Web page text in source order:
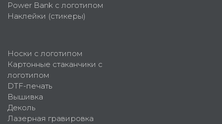
Power Bank с логотипом
Наклейки (стикеры)
Носки с логотипом
Картонные стаканчики с
логотипом
DTF-печать
Вышивка
Деколь
Лазерная гравировка